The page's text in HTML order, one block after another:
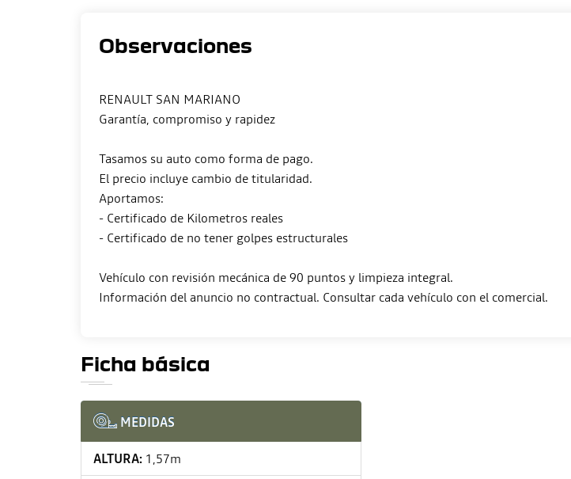
Observaciones
RENAULT SAN MARIANO
Garantía, compromiso y rapidez
Tasamos su auto como forma de pago.
El precio incluye cambio de titularidad.
Aportamos:
- Certificado de Kilometros reales
- Certificado de no tener golpes estructurales
Vehículo con revisión mecánica de 90 puntos y limpieza integral.
Ficha básica
MEDIDAS
ALTURA: 1,57m